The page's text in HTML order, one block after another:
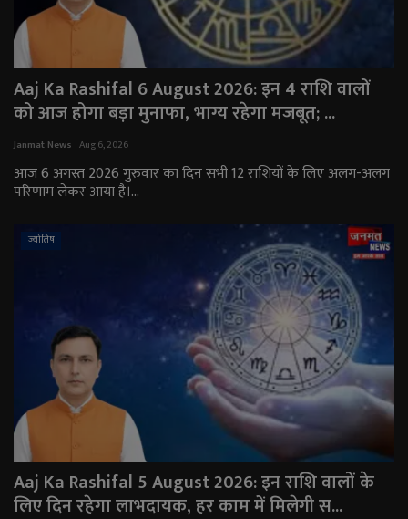
अंतर्राष्ट्रीय
राज्य
खेल
राजनीति
मनोरंजन
अपराध
टेक्नोलॉजी
ई-पेपर
Aaj Ka Rashifal 6 August 2026: इन 4 राशि वालों
को आज होगा बड़ा मुनाफा, भाग्य रहेगा मजबूत; ...
Janmat News Aug 6, 2026
आज 6 अगस्त 2026 गुरुवार का दिन सभी 12 राशियों के लिए अलग-अलग
परिणाम लेकर आया है।...
ज्योतिष
Aaj Ka Rashifal 5 August 2026: इन राशि वालों के
लिए दिन रहेगा लाभदायक, हर काम में मिलेगी स...